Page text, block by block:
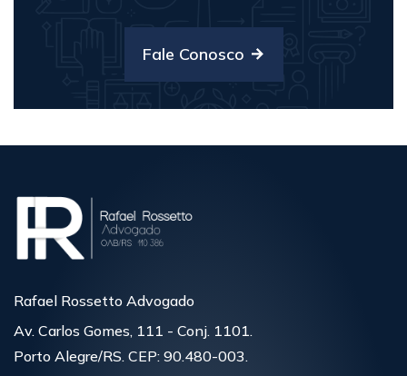
Fale Conosco
Rafael Rossetto Advogado
Av. Carlos Gomes, 111 - Conj. 1101.
Porto Alegre/RS. CEP: 90.480-003.